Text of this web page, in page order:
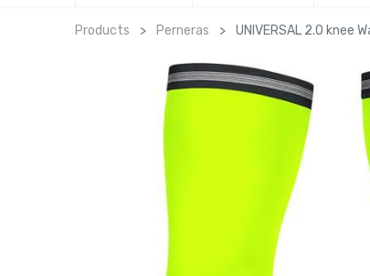
Products Perneras UNIVERSAL 2.0 knee